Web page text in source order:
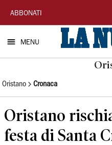
La
Nuova
Sardegna
ABBONATI
MENU
Oristano Cronaca
Oristano
festa di Santa